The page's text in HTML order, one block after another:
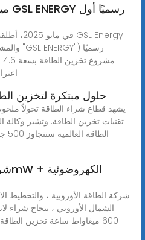
حلول مبتكرة لتخزين
تقنيات تخزين الطاقة. وتشير وكالة
600 ميغاواط ساعة تخزين